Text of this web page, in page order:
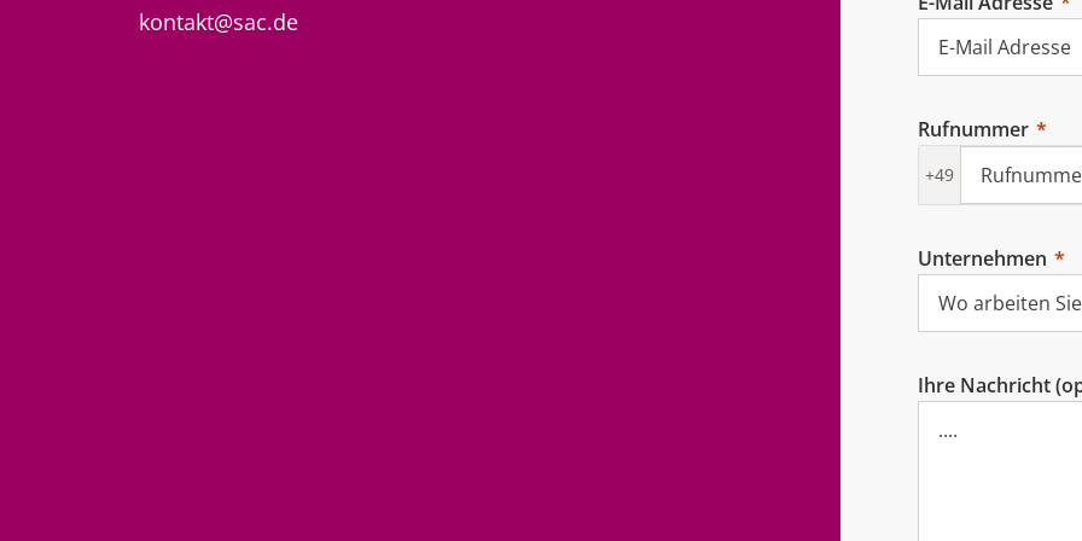
kontakt@sac.de
Rufnummer
+49
Unternehmen
Ihre Nachricht